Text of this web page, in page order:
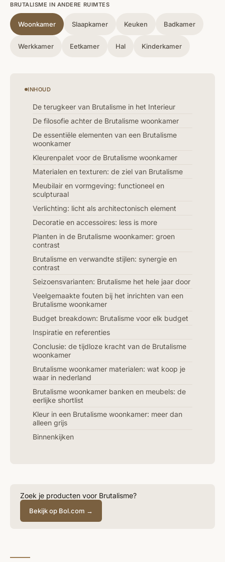
BRUTALISME IN ANDERE RUIMTES
Woonkamer Slaapkamer Keuken Badkamer
Werkkamer Eetkamer Hal Kinderkamer
INHOUD
De terugkeer van Brutalisme in het Interieur
De filosofie achter de Brutalisme woonkamer
De essentiële elementen van een Brutalisme
woonkamer
Kleurenpalet voor de Brutalisme woonkamer
Materialen en texturen: de ziel van Brutalisme
Meubilair en vormgeving: functioneel en
sculpturaal
Verlichting: licht als architectonisch element
Decoratie en accessoires: less is more
Planten in de Brutalisme woonkamer: groen
contrast
Brutalisme en verwandte stijlen: synergie en
contrast
Seizoensvarianten: Brutalisme het hele jaar door
Veelgemaakte fouten bij het inrichten van een
Brutalisme woonkamer
Budget breakdown: Brutalisme voor elk budget
Inspiratie en referenties
Conclusie: de tijdloze kracht van de Brutalisme
woonkamer
Brutalisme woonkamer materialen: wat koop je
waar in nederland
Brutalisme woonkamer banken en meubels: de
eerlijke shortlist
Kleur in een Brutalisme woonkamer: meer dan
alleen grijs
Binnenkijken
Zoek je producten voor Brutalisme?
Bekijk op Bol.com →